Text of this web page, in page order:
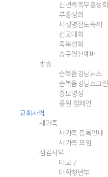
신년축복부흥성회
부흥성회
새생명전도축제
선교대회
축복성회
송구영신예배
방송
순복음강남뉴스
순복음강남스크린
홍보영상
응원 캠페인
교회사역
새가족
새가족 등록안내
새가족 모임
섬김사역
대교구
대학청년부